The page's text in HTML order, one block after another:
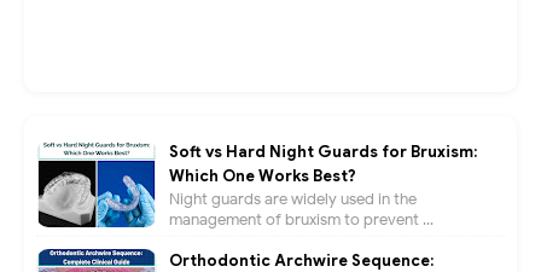
Soft vs Hard Night Guards for Bruxism:
Which One Works Best?
Night guards are widely used in the
management of bruxism to prevent ...
Orthodontic Archwire Sequence: